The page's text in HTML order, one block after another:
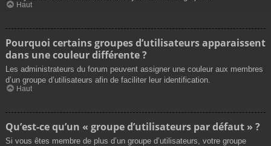
Haut
Pourquoi certains groupes d’utilisateurs apparaissent
dans une couleur différente ?
Les administrateurs du forum peuvent assigner une couleur aux membres
d’un groupe d’utilisateurs afin de faciliter leur identification.
Haut
Qu’est-ce qu’un « groupe d’utilisateurs par défaut » ?
Si vous êtes membre de plus d’un groupe d’utilisateurs, votre groupe